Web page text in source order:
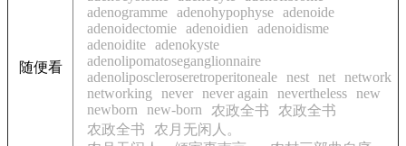
随便看
adenogramme adenohypophyse adenoide
adenoidectomie adenoidien
adenoidisme
adenoidite adenokyste
adenolipomatoseganglionnaire
adenoliposcleroseretroperitoneale
nest net
network
networking
never never again nevertheless
new
newborn
new-born 农政全书
农政全书
农政全书
农月无闲人。